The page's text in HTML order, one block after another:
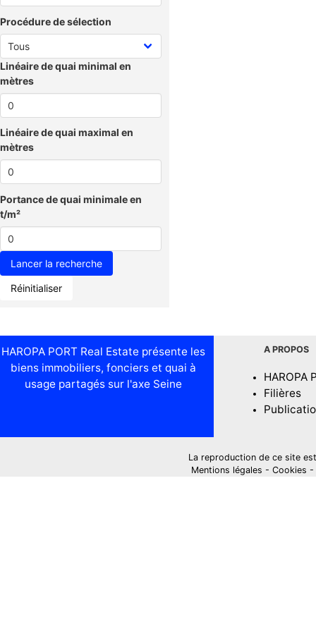
Procédure de sélection
Linéaire de quai minimal en
mètres
Linéaire de quai maximal en
mètres
Portance de quai minimale en
t/m²
Réinitialiser
HAROPA PORT Real Estate présente les
biens immobiliers, fonciers et quai à
usage partagés sur l'axe Seine
A PROPOS
HAROPA
Filières
La reproduction de ce site
Mentions légales - Cookies -